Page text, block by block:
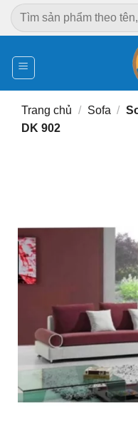
Chuyển
đến
dung
Tìm
kiếm:
Trang chủ / Sofa /
DK 902